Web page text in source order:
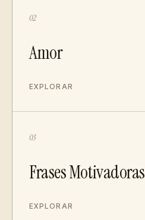
02
Amor
EXPLORAR
03
Frases Motivadoras
EXPLORAR